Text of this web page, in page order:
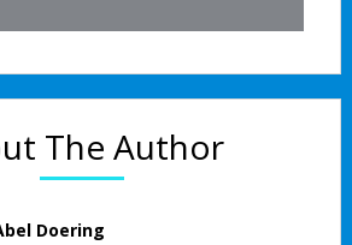
The Author
Doering